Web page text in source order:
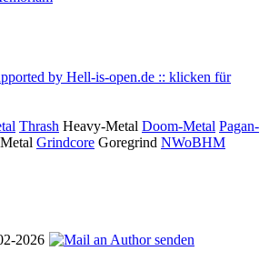
Thrash Heavy-Metal Doom-Metal Pagan-
Metal Grindcore Goregrind NWoBHM
2026